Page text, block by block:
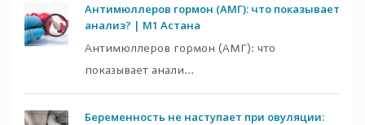
Антимюллеров гормон (АМГ): что показывает
анализ? | M1 Астана
Антимюллеров гормон (АМГ): что
показывает анали...
Беременность не наступает при овуляции: